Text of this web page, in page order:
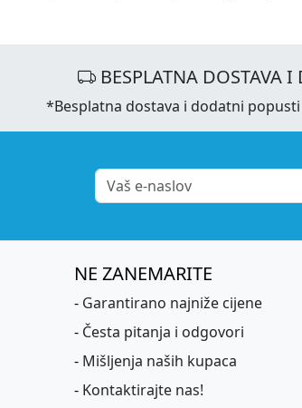
BESPLATNA DOSTAVA
*Besplatna dostava i dodatni
NE ZANEMARITE
- Garantirano najniže cijene
- Česta pitanja i odgovori
- Mišljenja naših kupaca
- Kontaktirajte nas!